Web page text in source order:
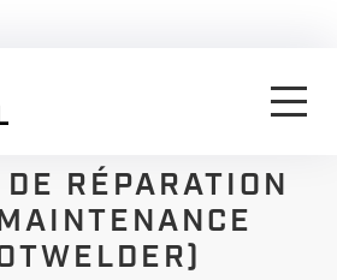
RÉPARATION